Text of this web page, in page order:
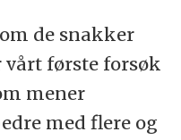
de snakker
vårt første forsøk
mener
med flere og